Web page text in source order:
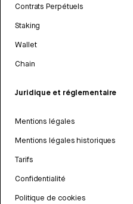
Contrats Perpétuels
Staking
Wallet
Chain
Juridique et réglementaire
Mentions légales
Mentions légales historiques
Tarifs
Confidentialité
Politique de cookies